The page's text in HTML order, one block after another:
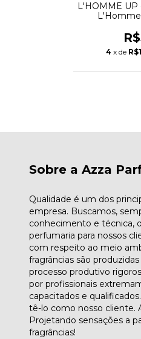
L'HOMME UP
4 x de
Sobre a Azza
Qualidade é um dos
empresa. Buscamos,
conhecimento e técnica,
perfumaria para nossos
com respeito ao meio
fragrâncias são
processo produtivo
por profissionais
capacitados e
tê-lo como nosso cliente.
Projetando sensações a
fragrâncias!